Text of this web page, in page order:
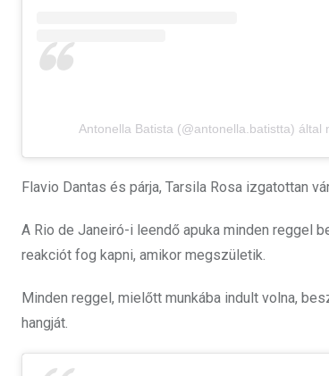
Antonella Batista (@antonella.batistta) által
Flavio Dantas és párja, Tarsila Rosa izgatottan
A Rio de Janeiró-i leendő apuka minden reggel
reakciót fog kapni, amikor megszületik.
Minden reggel, mielőtt munkába indult volna,
hangját.